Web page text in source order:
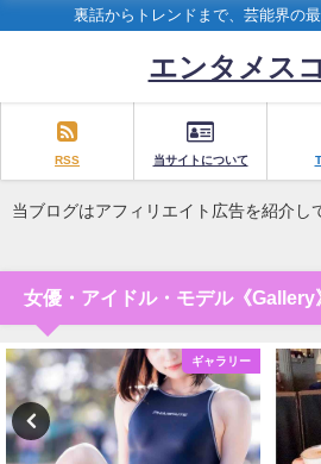
裏話からトレンドまで、芸能界の
エンタメス
RSS 当サイトについて
当ブログはアフィリエイト広告を紹介し
女優・アイドル・モデル《Gallery
ギャラリー